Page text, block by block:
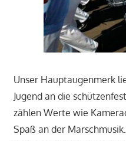
Unser Hauptaugenmerk
Jugend an die
zählen Werte wie
Spaß an der